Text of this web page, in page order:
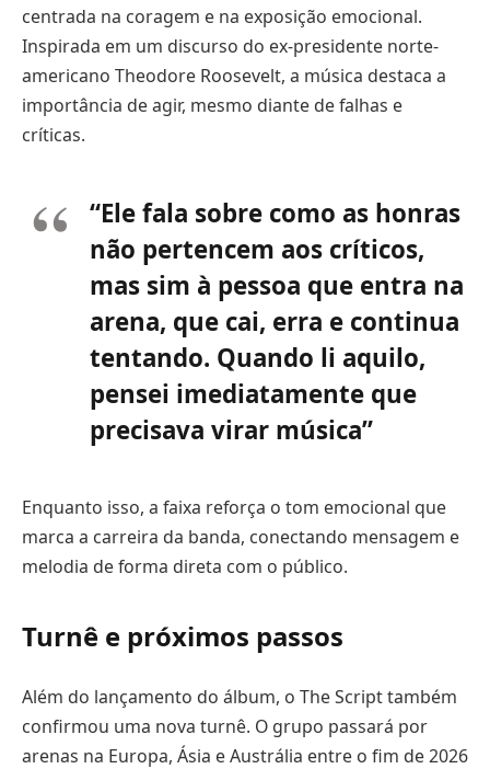
centrada na coragem e na exposição emocional.
Inspirada em um discurso do ex-presidente norte-
americano Theodore Roosevelt, a música destaca a
importância de agir, mesmo diante de falhas e
críticas.
“Ele fala sobre como as honras
não pertencem aos críticos,
mas sim à pessoa que entra na
arena, que cai, erra e continua
tentando. Quando li aquilo,
pensei imediatamente que
precisava virar música”
Enquanto isso, a faixa reforça o tom emocional que
marca a carreira da banda, conectando mensagem e
melodia de forma direta com o público.
Turnê e próximos passos
Além do lançamento do álbum, o The Script também
confirmou uma nova turnê. O grupo passará por
arenas na Europa, Ásia e Austrália entre o fim de 2026